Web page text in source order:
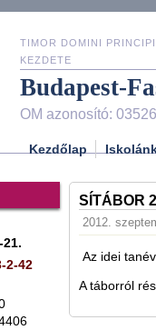
TIMOR DOMINI
KEZDETE
Budapest-
OM azonosító:
Kezdőlap
2-42
SÍTÁBOR
2012.
Az idei
A táborról